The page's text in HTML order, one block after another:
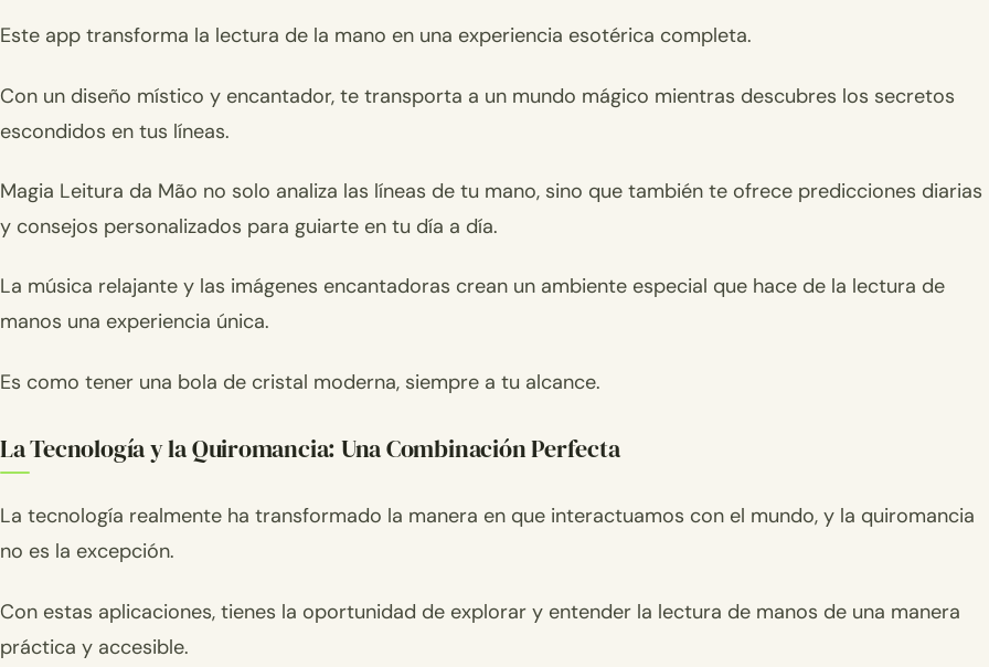
Este app transforma la lectura de la mano en una experiencia esotérica completa.
Con un diseño místico y encantador, te transporta a un mundo mágico mientras descubres los secretos
escondidos en tus líneas.
Magia Leitura da Mão no solo analiza las líneas de tu mano, sino que también te ofrece predicciones diarias
y consejos personalizados para guiarte en tu día a día.
La música relajante y las imágenes encantadoras crean un ambiente especial que hace de la lectura de
manos una experiencia única.
Es como tener una bola de cristal moderna, siempre a tu alcance.
La Tecnología y la Quiromancia: Una Combinación Perfecta
La tecnología realmente ha transformado la manera en que interactuamos con el mundo, y la quiromancia
no es la excepción.
Con estas aplicaciones, tienes la oportunidad de explorar y entender la lectura de manos de una manera
práctica y accesible.